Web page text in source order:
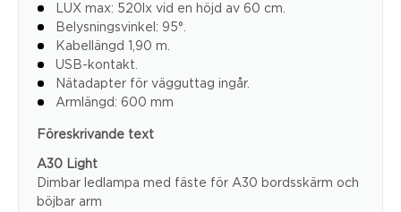
LUX max: 520lx vid en höjd av 60 cm.
Belysningsvinkel: 95°.
Kabellängd 1,90 m.
USB-kontakt.
Nätadapter för vägguttag ingår.
Armlängd: 600 mm
Föreskrivande text
A30 Light
Dimbar ledlampa med fäste för A30 bordsskärm och
böjbar arm